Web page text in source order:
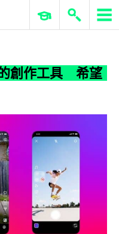
ERP 與商業 AI
創作工具 希望